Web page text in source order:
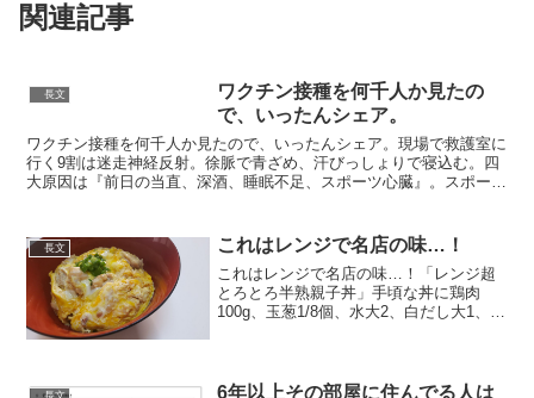
関連記事
長文
ワクチン接種を何千人か見たの
で、いったんシェア。
ワクチン接種を何千人か見たので、いったんシェア。現場で救護室に
行く9割は迷走神経反射。徐脈で青ざめ、汗びっしょりで寝込む。四
大原因は『前日の当直、深酒、睡眠不足、スポーツ心臓』。スポーツ
長文 これはレンジで名店の味…！
これはレンジで名店の味…！「レンジ超
とろとろ半熟親子丼」手頃な丼に鶏肉
100g、玉葱1/8個、水大2、白だし大1、醤
れ40秒...
長文
6年以上その部屋に住んでる人は